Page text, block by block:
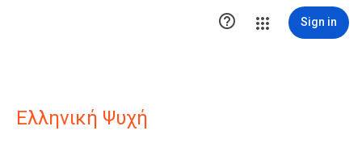
 Sign in
Ελληνική Ψυχή